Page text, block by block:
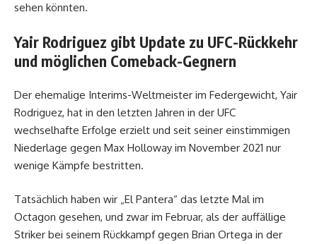
sehen könnten.
Yair Rodriguez gibt Update zu UFC-Rückkehr
und möglichen Comeback-Gegnern
Der ehemalige Interims-Weltmeister im Federgewicht, Yair
Rodriguez, hat in den letzten Jahren in der UFC
wechselhafte Erfolge erzielt und seit seiner einstimmigen
Niederlage gegen Max Holloway im November 2021 nur
wenige Kämpfe bestritten.
Tatsächlich haben wir „El Pantera“ das letzte Mal im
Octagon gesehen, und zwar im Februar, als der auffällige
Striker bei seinem Rückkampf gegen Brian Ortega in der